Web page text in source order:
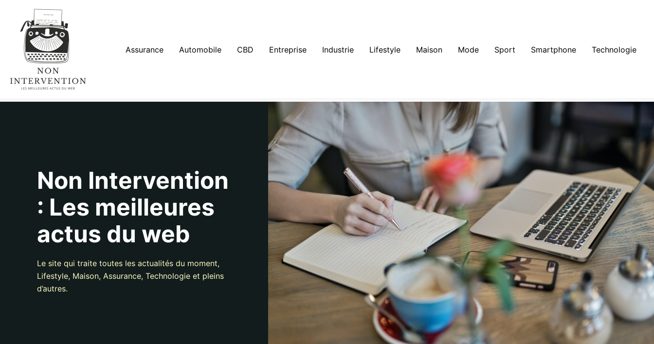
contenu
Assurance
Automobile CBD Entreprise Industrie Lifestyle Maison Mode Sport Smartphone Technologie
Non Intervention
: Les meilleures
actus du web
Le site qui traite toutes les actualités du moment,
Lifestyle, Maison, Assurance, Technologie et pleins
d’autres.